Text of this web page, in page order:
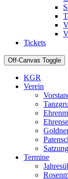
Tickets
Off-Canvas Toggle
KGR
Verein
Satzung
Termine